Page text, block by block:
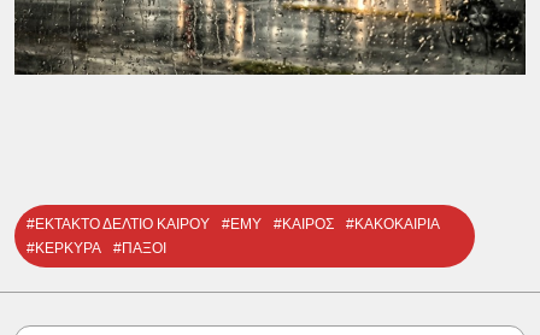
#ΕΚΤΑΚΤΟ ΔΕΛΤΙΟ ΚΑΙΡΟΥ #ΕΜΥ #ΚΑΙΡΟΣ
#ΚΑΚΟΚΑΙΡΙΑ
#ΚΕΡΚΥΡΑ
#ΠΑΞΟΙ